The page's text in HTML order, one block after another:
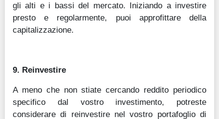
gli alti e i bassi del mercato. Iniziando a investire
presto e regolarmente, puoi approfittare della
capitalizzazione.
9. Reinvestire
A meno che non stiate cercando reddito periodico
specifico dal vostro investimento, potreste
considerare di reinvestire nel vostro portafoglio di